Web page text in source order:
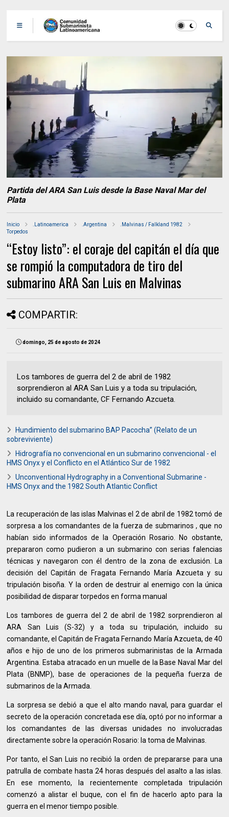
Partida del ARA San Luis desde la Base Naval Mar del
Plata
Inicio .Latinoamerica .Argentina
.Malvinas / Falkland 1982
Torpedos
“Estoy listo”: el coraje del capitán el día que
se rompió la computadora de tiro del
submarino ARA San Luis en Malvinas
COMPARTIR:
domingo, 25 de agosto de 2024
Los tambores de guerra del 2 de abril de 1982
sorprendieron al ARA San Luis y a toda su tripulación,
incluido su comandante, CF Fernando Azcueta.
Hundimiento del submarino BAP Pacocha” (Relato de un
sobreviviente)
Hidrografía no convencional en un submarino convencional - el
HMS Onyx y el Conflicto en el Atlántico Sur de 1982
Unconventional Hydrography in a Conventional Submarine -
HMS Onyx and the 1982 South Atlantic Conflict
La recuperación de las islas Malvinas el 2 de abril de 1982 tomó de
sorpresa a los comandantes de la fuerza de submarinos , que no
habían sido informados de la Operación Rosario. No obstante,
prepararon como pudieron a un submarino con serias falencias
técnicas y navegaron con él dentro de la zona de exclusión. La
decisión del Capitán de Fragata Fernando María Azcueta y su
tripulación bisoña. Y la orden de destruir al enemigo con la única
posibilidad de disparar torpedos en forma manual
Los tambores de guerra del 2 de abril de 1982 sorprendieron al
ARA San Luis (S-32) y a toda su tripulación, incluido su
comandante, el Capitán de Fragata Fernando María Azcueta, de 40
años e hijo de uno de los primeros submarinistas de la Armada
Argentina. Estaba atracado en un muelle de la Base Naval Mar del
Plata (BNMP), base de operaciones de la pequeña fuerza de
submarinos de la Armada.
La sorpresa se debió a que el alto mando naval, para guardar el
secreto de la operación concretada ese día, optó por no informar a
los comandantes de las diversas unidades no involucradas
directamente sobre la operación Rosario: la toma de Malvinas.
Por tanto, el San Luis no recibió la orden de prepararse para una
patrulla de combate hasta 24 horas después del asalto a las islas.
En ese momento, la recientemente completada tripulación
comenzó a alistar el buque, con el fin de hacerlo apto para la
guerra en el menor tiempo posible.